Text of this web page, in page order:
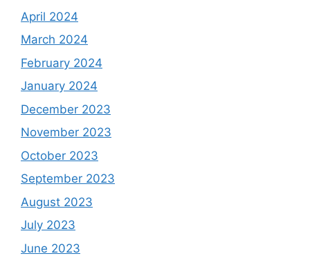
April 2024
March 2024
February 2024
January 2024
December 2023
November 2023
October 2023
September 2023
August 2023
July 2023
June 2023